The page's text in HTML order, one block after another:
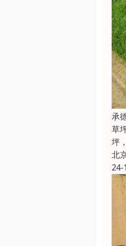
承
草
坪
北
24-